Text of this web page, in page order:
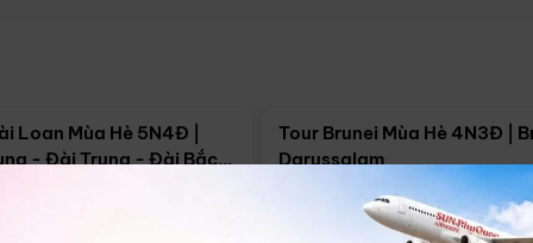
Loan Mùa Hè 5N4Đ |
- Đài Trung - Đài Bắc
Tour Brunei Mùa Hè 4N3Đ |
Darussalam
Hồ Chí Minh 4N3Đ